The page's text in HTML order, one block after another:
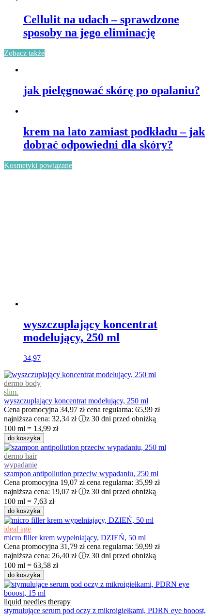
Cellulit na udach – sprawdzone
sposoby na jego eliminację
Zobacz także
jak pielęgnować skórę po opalaniu?
krem na lato zamiast podkładu – jak
dobrać odpowiedni dla skóry?
Kosmetyki powiązane
wyszczuplający koncentrat
modelujący, 250 ml
34,97
dermo body
slim.
wyszczuplający koncentrat modelujący, 250 ml
Cena promocyjna 34,97 zł cena regularna: 65,99 zł
najniższa cena: 32,34 zł ⓘz 30 dni przed obniżką
100 ml = 13,99 zł
do koszyka
dermo hair
wypadanie
szampon antipollution przeciw wypadaniu, 250 ml
Cena promocyjna 19,07 zł cena regularna: 35,99 zł
najniższa cena: 19,07 zł ⓘz 30 dni przed obniżką
100 ml = 7,63 zł
do koszyka
ideal age
micro filler krem wypełniający, DZIEŃ, 50 ml
Cena promocyjna 31,79 zł cena regularna: 59,99 zł
najniższa cena: 26,40 zł ⓘz 30 dni przed obniżką
100 ml = 63,58 zł
do koszyka
liquid needles therapy
stymulujące serum pod oczy z mikroigiełkami, PDRN eye booost,